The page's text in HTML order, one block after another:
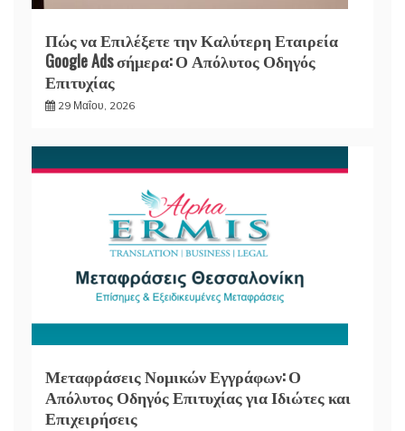
Πώς να Επιλέξετε την Καλύτερη Εταιρεία
Google Ads σήμερα: Ο Απόλυτος Οδηγός
Επιτυχίας
29 Μαΐου, 2026
Μεταφράσεις Νομικών Εγγράφων: Ο
Απόλυτος Οδηγός Επιτυχίας για Ιδιώτες και
Επιχειρήσεις